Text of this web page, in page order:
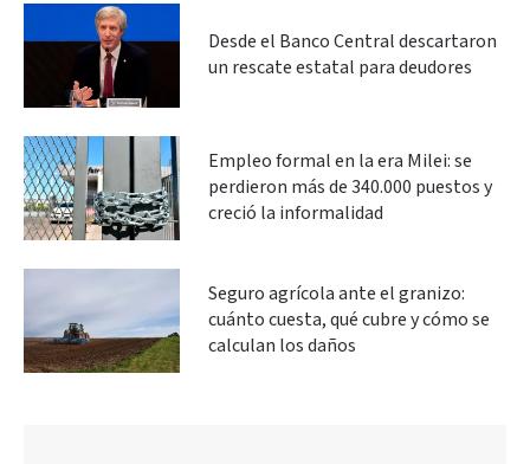
Desde el Banco Central descartaron
un rescate estatal para deudores
Empleo formal en la era Milei: se
perdieron más de 340.000 puestos y
creció la informalidad
Seguro agrícola ante el granizo:
cuánto cuesta, qué cubre y cómo se
calculan los daños